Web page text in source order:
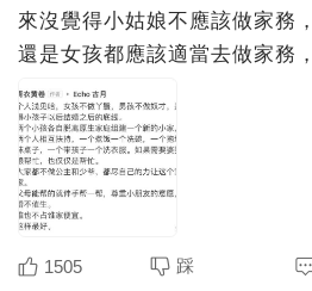
來沒覺得小姑娘不應該做家務
還是女孩都應該適當去做家務，
1505 踩